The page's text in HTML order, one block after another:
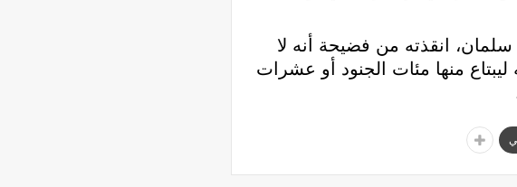
انقذته من فضيحة أنه لا
منها مئات الجنود أو عشرات